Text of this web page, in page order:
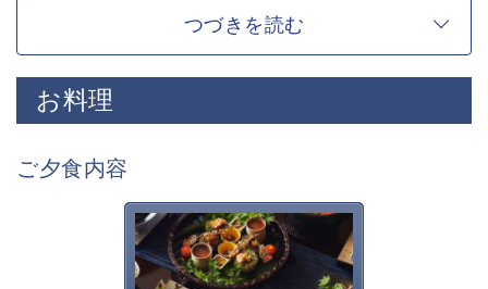
お客様に寛ぎの時間をお過ごし頂く為に、萃sui-諏訪湖
ならではの“特別”をご紹介させて頂きます。
◇基本プラン内容◇
■囲炉裏茶の間
囲炉裏を囲みながら、庭園を眺めながら・・
萃ならではの、集い語らう寛ぎの空間です。
チェックイン・チェックアウトはこちらで行います。
■展望露天風呂
つづきを読む
お料理
ご夕食内容
萃sui-諏訪湖のお食事は、旬
の美味しく安全な食材を信州
諏訪らしい調理方法で提供す